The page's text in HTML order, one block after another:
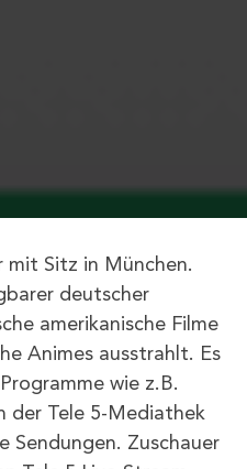
mit Sitz in München.
deutscher
amerikanische Filme
Animes ausstrahlt. Es
wie z.B.
der Tele 5-Mediathek
Sendungen. Zuschauer